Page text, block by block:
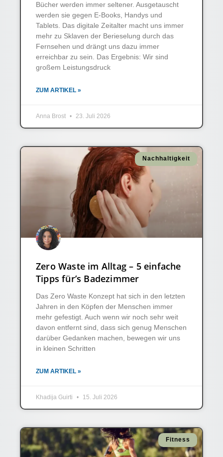
Bücher werden immer seltener. Ausgetauscht
werden sie gegen E-Books, Handys und
Tablets. Das digitale Zeitalter macht uns immer
mehr zu Sklaven der Berieselung durch das
Fernsehen und drängt uns dazu immer
erreichbar zu sein. Das Ergebnis: Wir sind
großem Leistungsdruck
ZUM ARTIKEL »
Anna Brost 23. Juli 2026
Nachhaltigkeit
Zero Waste im Alltag – 5 einfache
Tipps für’s Badezimmer
Das Zero Waste Konzept hat sich in den letzten
Jahren in den Köpfen der Menschen immer
mehr gefestigt. Auch wenn wir noch sehr weit
davon entfernt sind, dass sich genug Menschen
darüber Gedanken machen, bewegen wir uns
in kleinen Schritten
ZUM ARTIKEL »
Khadija Guirti 15. Juli 2026
Fitness